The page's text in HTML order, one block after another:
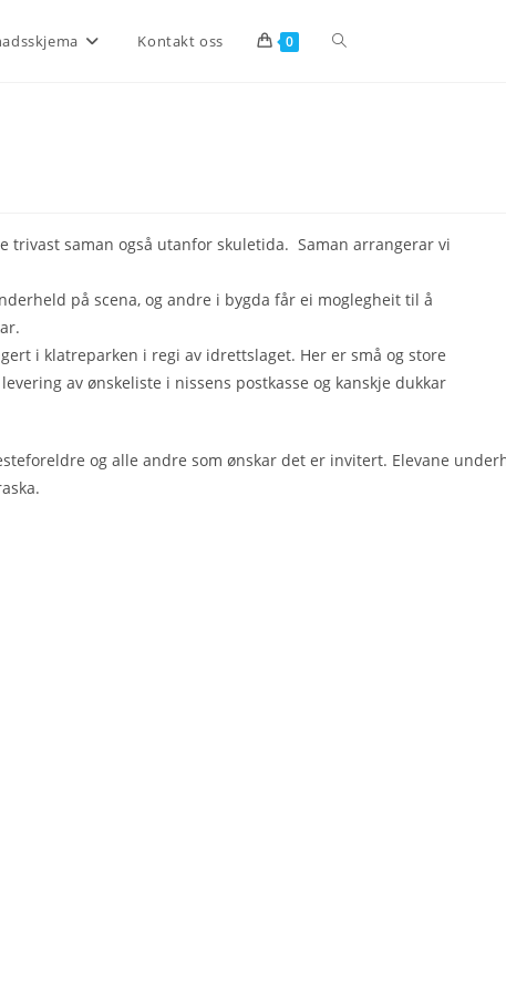
Kontakt oss 0 Toggle
trivast saman også utanfor skuletida. Saman arrangerar vi
på scena, og andre i bygda får ei moglegheit til å
i klatreparken i regi av idrettslaget. Her er små og store
av ønskeliste i nissens postkasse og kanskje dukkar
og alle andre som ønskar det er invitert. Elevane